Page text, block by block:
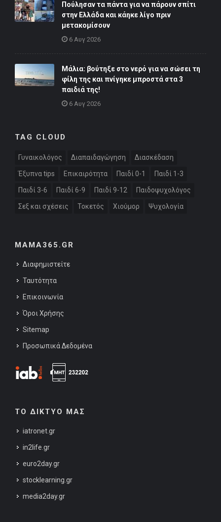
Πούλησαν τα πάντα για να πάρουν σπίτι
στην Ελλάδα και κάηκε λίγο πριν
μετακομίσουν
6 Αυγ 2026
Μάλια: βούτηξε στο νερό για να σώσει τη
φίλη της και πνίγηκε μπροστά στα 3
παιδιά της!
6 Αυγ 2026
TAG CLOUD
Γυναικολόγος Διαπαιδαγώγηση Διασκέδαση
Έξυπνα tips Επικαιρότητα Παιδί 0-1 Παιδί 1-3
Παιδί 3-6 Παιδί 6-9 Παιδί 9-12 Παιδοψυχολόγος
Σεξ και σχέσεις Τοκετός Χιούμορ Ψυχολογία
MAMA365.GR
Διαφημιστείτε
Ταυτότητα
Επικοινωνία
Όροι Χρήσης
Sitemap
Προσωπικά Δεδομένα
ΤΟ ΔΙΚΤΥΟ ΜΑΣ
iatronet.gr
in2life.gr
euro2day.gr
stocklearning.gr
media2day.gr